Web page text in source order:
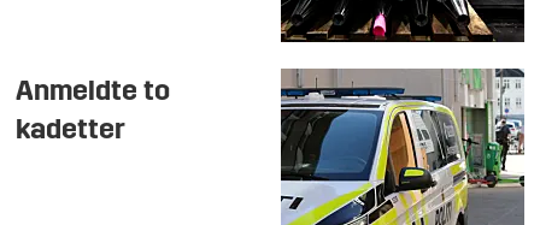
Anmeldte to
kadetter